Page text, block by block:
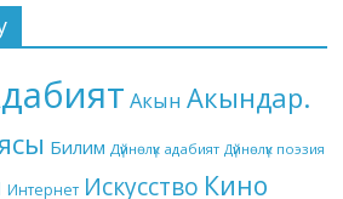
Акын Акындар.
Билим Дүйнөлүк адабият Дүйнөлүк поэзия
Интернет Искусство Кино